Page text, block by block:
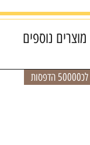
מוצרים נוספים
לכ50000 הדפסות